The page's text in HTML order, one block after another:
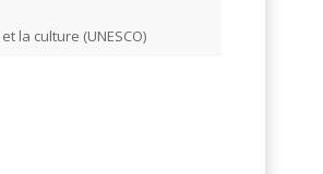
la culture (UNESCO)